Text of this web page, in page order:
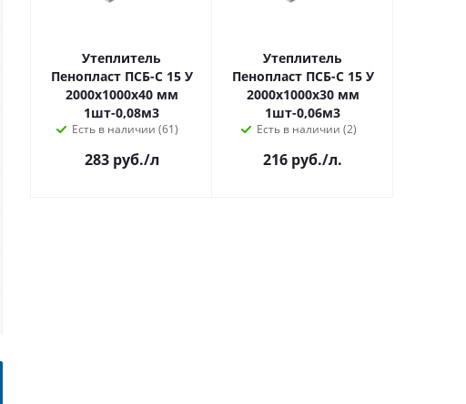
Утеплитель
Пенопласт ПСБ-С 15 У
2000х1000х40 мм
1шт-0,08м3
Есть в наличии (61)
283 руб./л
Утеплитель
Пенопласт ПСБ-С 15 У
2000х1000х30 мм
1шт-0,06м3
Есть в наличии (2)
216 руб./л.